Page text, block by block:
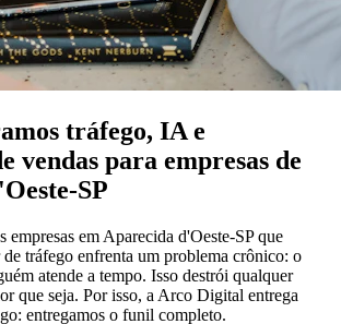
tráfego, IA e
vendas para empresas de
SP
empresas em Aparecida d'Oeste-SP que
tráfego enfrenta um problema crônico: o
atende a tempo. Isso destrói qualquer
que seja. Por isso, a Arco Digital entrega
entregamos o funil completo.